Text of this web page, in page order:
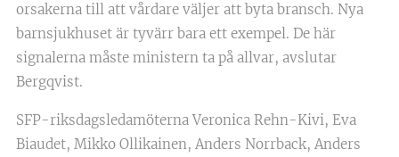
orsakerna till att vårdare väljer att byta bransch. Nya
barnsjukhuset är tyvärr bara ett exempel. De här
signalerna måste ministern ta på allvar, avslutar
Bergqvist.
SFP-riksdagsledamöterna Veronica Rehn-Kivi, Eva
Biaudet, Mikko Ollikainen, Anders Norrback, Anders